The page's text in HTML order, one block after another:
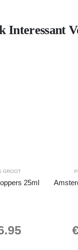
Interessant
GROOT
25ml